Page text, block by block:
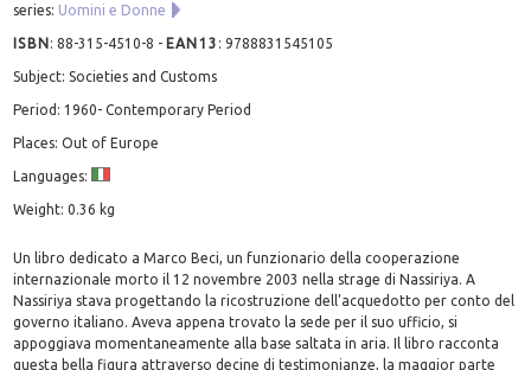
series: Uomini e Donne
ISBN:88-315-4510-8 - EAN13 :9788831545105
Subject: Societies and Customs
Period: 1960- Contemporary Period
Places: Out of Europe
Languages:
Weight: 0.36 kg
Un libro dedicato a Marco Beci, un funzionario della cooperazione
internazionale morto il 12 novembre 2003 nella strage di Nassiriya. A
Nassiriya stava progettando la ricostruzione dell'acquedotto per conto del
governo italiano. Aveva appena trovato la sede per il suo ufficio, si
appoggiava momentaneamente alla base saltata in aria. Il libro racconta
questa bella figura attraverso decine di testimonianze, la maggior parte